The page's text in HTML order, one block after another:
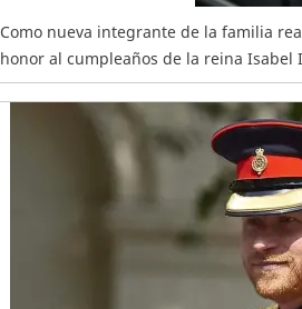
Como nueva integrante de la familia
honor al cumpleaños de la reina Isabel